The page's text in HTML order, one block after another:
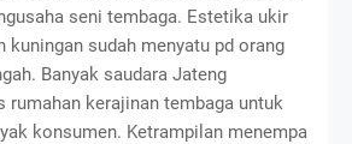
seni tembaga. Estetika ukir
kuningan sudah menyatu pd orang
Banyak saudara Jateng
rumahan kerajinan tembaga untuk
konsumen. Ketrampilan menempa